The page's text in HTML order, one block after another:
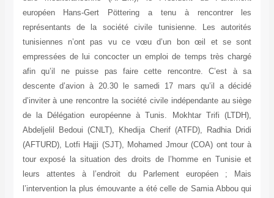
européen Hans-Gert Pöttering a tenu à rencontrer les
représentants de la société civile tunisienne. Les autorités
tunisiennes n’ont pas vu ce vœu d’un bon œil et se sont
empressées de lui concocter un emploi de temps très chargé
afin qu’il ne puisse pas faire cette rencontre. C’est à sa
descente d’avion à 20.30 le samedi 17 mars qu’il a décidé
d’inviter à une rencontre la société civile indépendante au siège
de la Délégation européenne à Tunis. Mokhtar Trifi (LTDH),
Abdeljelil Bedoui (CNLT), Khedija Cherif (ATFD), Radhia Dridi
(AFTURD), Lotfi Hajji (SJT), Mohamed Jmour (COA) ont tour à
tour exposé la situation des droits de l’homme en Tunisie et
leurs attentes à l’endroit du Parlement européen ; Mais
l’intervention la plus émouvante a été celle de Samia Abbou qui